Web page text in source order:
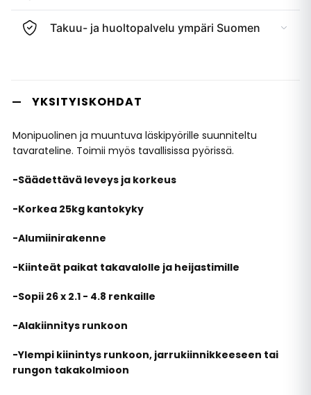
Takuu- ja huoltopalvelu ympäri Suomen
YKSITYISKOHDAT
Monipuolinen ja muuntuva läskipyörille suunniteltu
tavarateline. Toimii myös tavallisissa pyörissä.
-Säädettävä leveys ja korkeus
-Korkea 25kg kantokyky
-Alumiinirakenne
-Kiinteät paikat takavalolle ja heijastimille
-Sopii 26 x 2.1 - 4.8 renkaille
-Alakiinnitys runkoon
-Ylempi kiinintys runkoon, jarrukiinnikkeeseen tai
rungon takakolmioon